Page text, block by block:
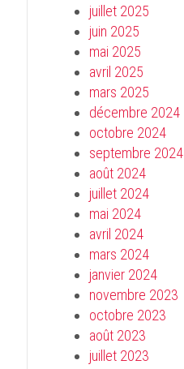
juillet 2025
juin 2025
mai 2025
avril 2025
mars 2025
décembre 2024
octobre 2024
septembre 2024
août 2024
juillet 2024
mai 2024
avril 2024
mars 2024
janvier 2024
novembre 2023
octobre 2023
août 2023
juillet 2023